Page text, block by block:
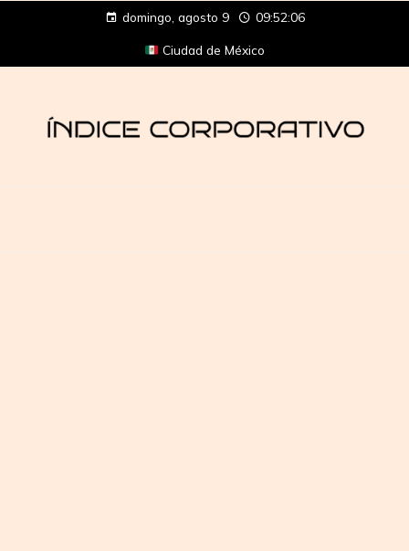
domingo, agosto 9 09:52:07
Ciudad de México